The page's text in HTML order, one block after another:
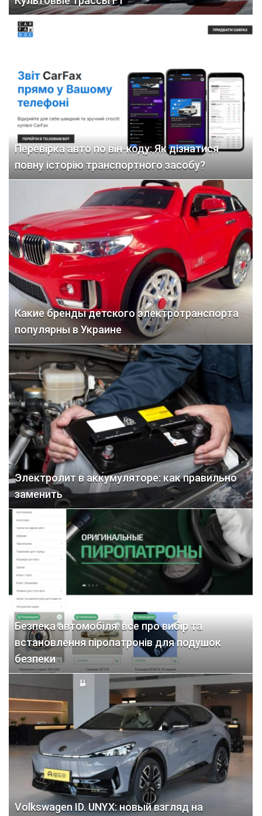
Перевірка авто по він-коду: Як дізнатися
повну історію транспортного засобу?
Какие бренды детского электротранспорта
популярны в Украине
Электролит в аккумуляторе: как правильно
заменить
Безпека автомобіля: все про вибір та
встановлення піропатронів для подушок
безпеки
Volkswagen ID. UNYX: новый взгляд на